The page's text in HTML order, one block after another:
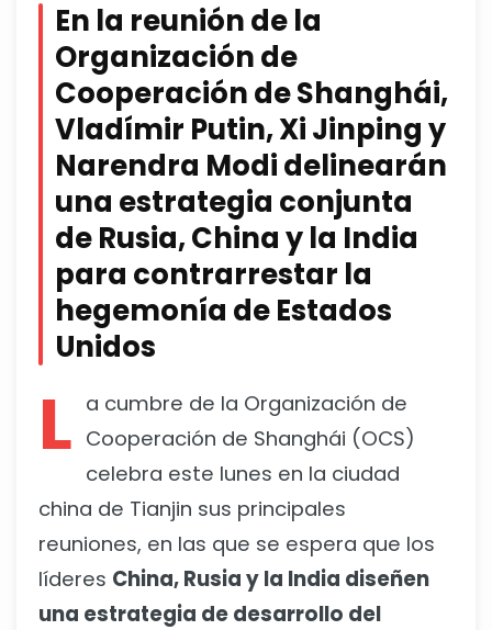
En la reunión de la
Organización de
Cooperación de Shanghái,
Vladímir Putin, Xi Jinping y
Narendra Modi delinearán
una estrategia conjunta
de Rusia, China y la India
para contrarrestar la
hegemonía de Estados
Unidos
L a cumbre de la Organización de
Cooperación de Shanghái (OCS)
celebra este lunes en la ciudad
china de Tianjin sus principales
reuniones, en las que se espera que los
líderes China, Rusia y la India diseñen
una estrategia de desarrollo del